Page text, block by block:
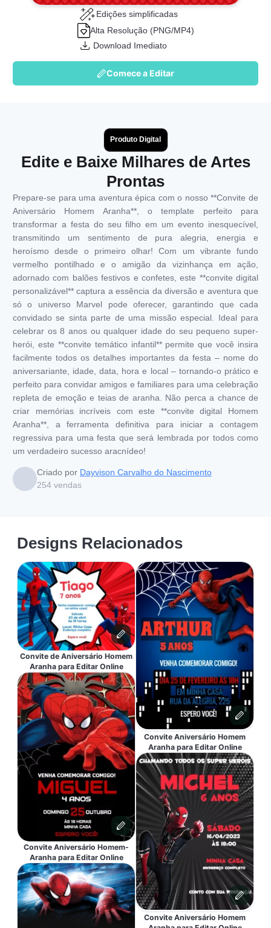
Edições simplificadas
Alta Resolução (PNG/MP4)
Download Imediato
Comece a Editar
Produto Digital
Edite e Baixe Milhares de Artes
Prontas
Prepare-se para uma aventura épica com o nosso **Convite de
Aniversário Homem Aranha**, o template perfeito para
transformar a festa do seu filho em um evento inesquecível,
transmitindo um sentimento de pura alegria, energia e
heroísmo desde o primeiro olhar! Com um vibrante fundo
vermelho pontilhado e o amigão da vizinhança em ação,
adornado com balões festivos e confetes, este **convite digital
personalizável** captura a essência da diversão e aventura que
só o universo Marvel pode oferecer, garantindo que cada
convidado se sinta parte de uma missão especial. Ideal para
celebrar os 8 anos ou qualquer idade do seu pequeno super-
herói, este **convite temático infantil** permite que você insira
facilmente todos os detalhes importantes da festa – nome do
aniversariante, idade, data, hora e local – tornando-o prático e
perfeito para convidar amigos e familiares para uma celebração
repleta de emoção e teias de aranha. Não perca a chance de
criar memórias incríveis com este **convite digital Homem
Aranha**, a ferramenta definitiva para iniciar a contagem
regressiva para uma festa que será lembrada por todos como
um verdadeiro sucesso aracnídeo!
Criado por Dayvison Carvalho do Nascimento
254 vendas
Designs Relacionados
Convite de Aniversário Homem
Aranha para Editar Online
Convite Aniversário Homem-
Aranha para Editar Online
Convite Aniversário Homem
Aranha para Editar Online
Convite Aniversário Homem